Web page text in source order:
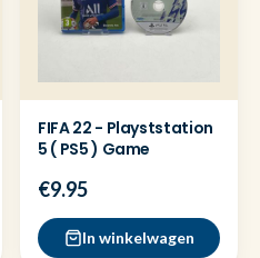
FIFA 22 - Playststation
5 ( PS5 ) Game
€9.95
In winkelwagen